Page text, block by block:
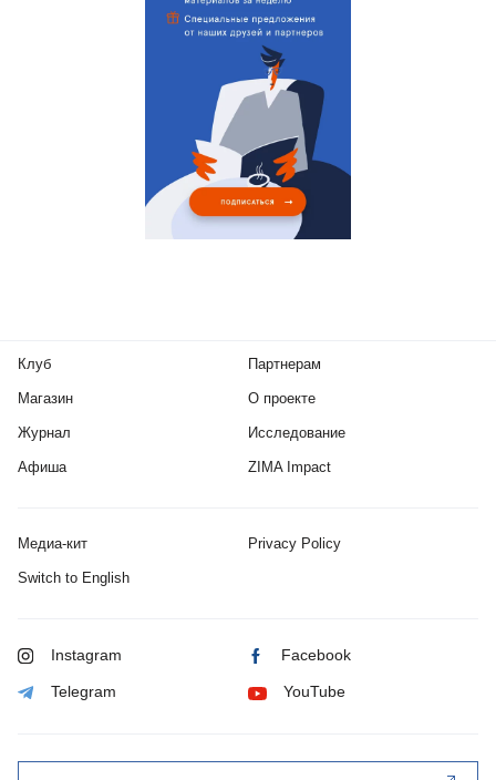
Клуб
Магазин
Журнал
Афиша
Партнерам
О проекте
Исследование
ZIMA Impact
Медиа-кит Privacy Policy
Switch to English
Instagram Facebook
Telegram YouTube